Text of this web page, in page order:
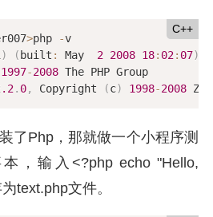
C++
>php -v
) ( built : May 2 2008 18: 02: 07)
1997-2008 The PHP Group
.2. 0, Copyright (c) 1998-2008
了Php，那就做一个小程序测
，输入<?php echo "Hello,
text.php文件。